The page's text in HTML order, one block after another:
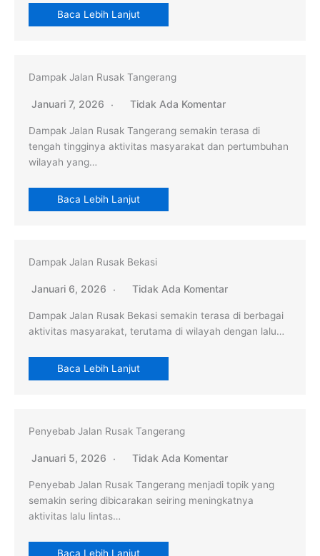
Baca Lebih Lanjut
Dampak Jalan Rusak Tangerang
Januari 7, 2026 Tidak Ada Komentar
Dampak Jalan Rusak Tangerang semakin terasa di
tengah tingginya aktivitas masyarakat dan pertumbuhan
wilayah yang…
Baca Lebih Lanjut
Dampak Jalan Rusak Bekasi
Januari 6, 2026 Tidak Ada Komentar
Dampak Jalan Rusak Bekasi semakin terasa di berbagai
aktivitas masyarakat, terutama di wilayah dengan lalu…
Baca Lebih Lanjut
Penyebab Jalan Rusak Tangerang
Januari 5, 2026 Tidak Ada Komentar
Penyebab Jalan Rusak Tangerang menjadi topik yang
semakin sering dibicarakan seiring meningkatnya
aktivitas lalu lintas…
Baca Lebih Lanjut